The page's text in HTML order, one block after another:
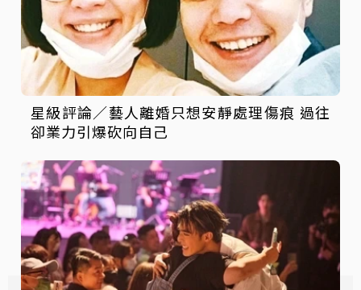
星級評論／藝人離婚只想安靜處理傷痕 過往
卻業力引爆砍向自己